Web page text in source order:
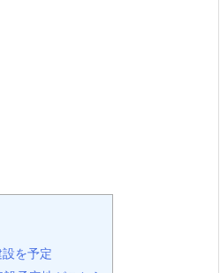
を予定